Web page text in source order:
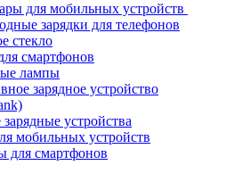
для мобильных устройств
зарядки для телефонов
стекло
смартфонов
лампы
зарядное устройство
устройства
мобильных устройств
для смартфонов